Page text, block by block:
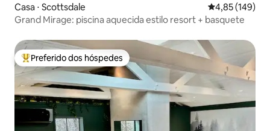
Casa ⋅ Scottsdale 4,85 de uma
4,85 (149)
Grand Mirage: piscina aquecida estilo resort + basquete
Entre os melhores preferidos dos hóspedes
Preferido dos hóspedes